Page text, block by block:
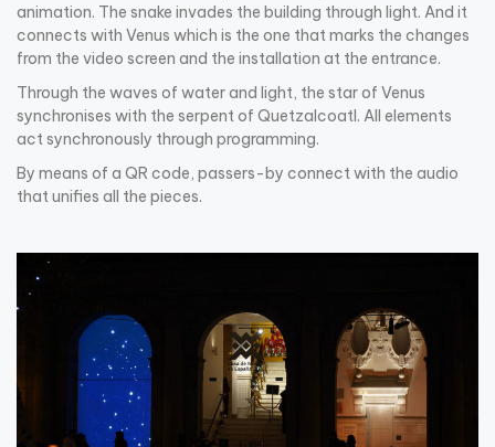
animation. The snake invades the building through light. And it
connects with Venus which is the one that marks the changes
from the video screen and the installation at the entrance.
Through the waves of water and light, the star of Venus
synchronises with the serpent of Quetzalcoatl. All elements
act synchronously through programming.
By means of a QR code, passers-by connect with the audio
that unifies all the pieces.